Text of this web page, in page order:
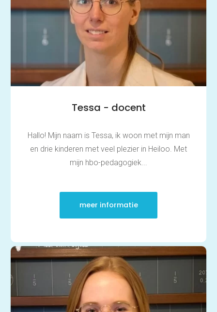
Thuis oefenen
Basisschool
Rekenen
Spelling
Technisch lezen
Begrijpend lezen
Dyslexie
Dyscalculie
Toetstraining
Huiswerkbegeleiding
Bedrijfseconomie
Biologie
Duits
Economie
Geschiedenis
Latijn
Maatschappijleer
Scheikunde
Wiskunde
Mbo/hbo
Rekenen
Nederlands
Taaltoets | Pabo
Tessa - docent
Hallo! Mijn naam is Tessa, ik woon met mijn man
en drie kinderen met veel plezier in Heiloo. Met
mijn hbo-pedagogiek...
meer informatie